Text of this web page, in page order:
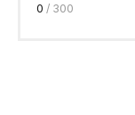
0 / 300